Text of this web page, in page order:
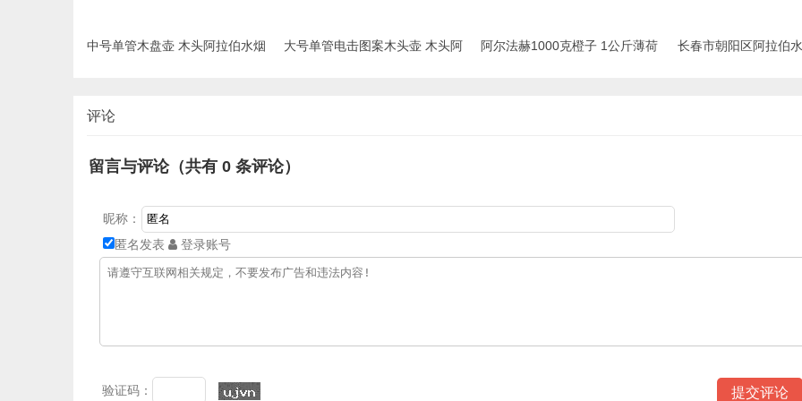
中号单管木盘壶 木头阿拉伯水烟
大号单管电击图案木头壶 木头阿
阿尔法赫1000克橙子 1公斤薄荷
长春市朝阳区阿拉伯
评论
留言与评论（共有 0 条评论）
昵称：
匿名发表
登录账号
验证码：